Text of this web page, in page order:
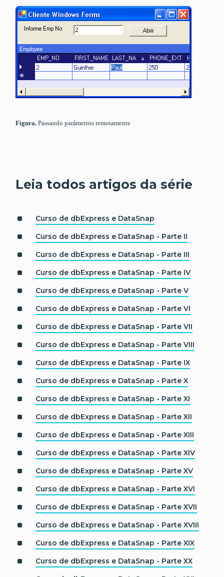
Figura. Passando parâmetros remotamente
Leia todos artigos da série
Curso de dbExpress e DataSnap
Curso de dbExpress e DataSnap - Parte II
Curso de dbExpress e DataSnap - Parte III
Curso de dbExpress e DataSnap - Parte IV
Curso de dbExpress e DataSnap - Parte V
Curso de dbExpress e DataSnap - Parte VI
Curso de dbExpress e DataSnap - Parte VII
Curso de dbExpress e DataSnap - Parte VIII
Curso de dbExpress e DataSnap - Parte IX
Curso de dbExpress e DataSnap - Parte X
Curso de dbExpress e DataSnap - Parte XI
Curso de dbExpress e DataSnap - Parte XII
Curso de dbExpress e DataSnap - Parte XIII
Curso de dbExpress e DataSnap - Parte XIV
Curso de dbExpress e DataSnap - Parte XV
Curso de dbExpress e DataSnap - Parte XVI
Curso de dbExpress e DataSnap - Parte XVII
Curso de dbExpress e DataSnap - Parte XVIII
Curso de dbExpress e DataSnap - Parte XIX
Curso de dbExpress e DataSnap - Parte XX